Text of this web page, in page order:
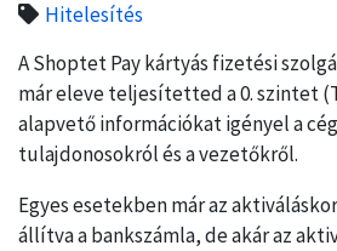
Hitelesítés
A Shoptet Pay kártyás fizetési
már eleve teljesítetted a 0. szintet
alapvető információkat igényel a
tulajdonosokról és a vezetőkről.
Egyes esetekben már az
állítva a bankszámla, de akár az